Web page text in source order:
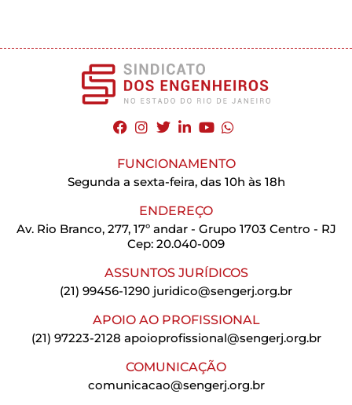
FUNCIONAMENTO
Segunda a sexta-feira, das 10h às 18h
ENDEREÇO
Av. Rio Branco, 277, 17º andar - Grupo 1703 Centro - RJ
Cep: 20.040-009
ASSUNTOS JURÍDICOS
(21) 99456-1290 juridico@sengerj.org.br
APOIO AO PROFISSIONAL
(21) 97223-2128 apoioprofissional@sengerj.org.br
COMUNICAÇÃO
comunicacao@sengerj.org.br